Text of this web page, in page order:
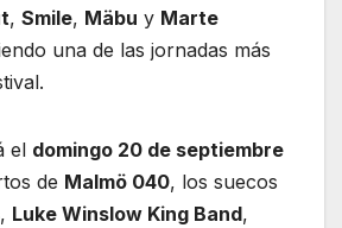
, Smile, Mäbu y Marte
una de las jornadas más
el domingo 20 de septiembre
de Malmö 040, los suecos
, Luke Winslow King Band,